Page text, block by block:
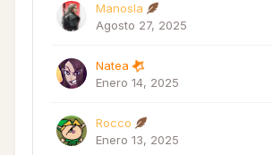
Manosla
Agosto 27, 2025
Natea
Enero 14, 2025
Rocco
Enero 13, 2025